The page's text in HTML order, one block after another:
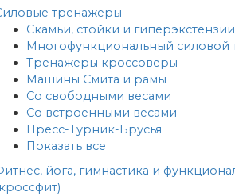
тренажеры
Скамьи, стойки и гиперэкстензии
Многофункциональный силовой
Тренажеры кроссоверы
Машины Смита и рамы
Со свободными весами
Со встроенными весами
Пресс-Турник-Брусья
Показать все
йога, гимнастика и